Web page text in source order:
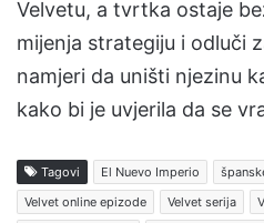
Velvetu, a tvrtka ostaje
mijenja strategiju i odluči
namjeri da uništi njezinu
kako bi je uvjerila da se
Tagovi El Nuevo Imperio
Velvet online epizode
Velvet serija